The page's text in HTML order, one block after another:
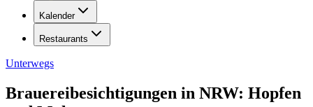
Kalender
Restaurants
Unterwegs
Brauereibesichtigungen in NRW: Hopfen